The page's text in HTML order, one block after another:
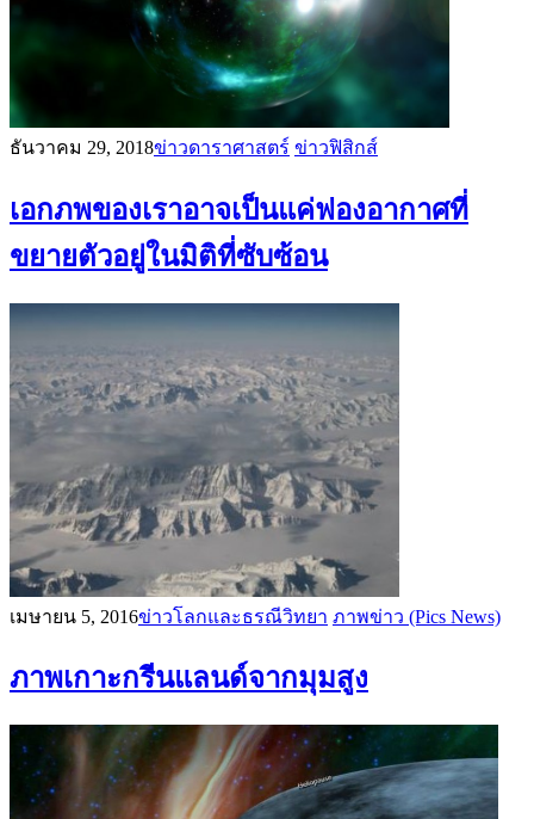
ธันวาคม 29, 2018ข่าวดาราศาสตร์ ข่าวฟิสิกส์
เอกภพของเราอาจเป็นแค่ฟองอากาศที่
ขยายตัวอยู่ในมิติที่ซับซ้อน
เมษายน 5, 2016ข่าวโลกและธรณีวิทยา ภาพข่าว (Pics News)
ภาพเกาะกรีนแลนด์จากมุมสูง